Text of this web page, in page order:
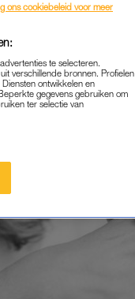
ons cookiebeleid voor meer
te selecteren.
verschillende bronnen. Profielen
ontwikkelen en
gegevens gebruiken om
ter selectie van